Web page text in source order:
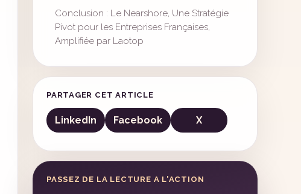
Conclusion : Le Nearshore, Une Stratégie
Pivot pour les Entreprises Françaises,
Amplifiée par Laotop
PARTAGER CET ARTICLE
LinkedIn Facebook X
PASSEZ DE LA LECTURE A L'ACTION